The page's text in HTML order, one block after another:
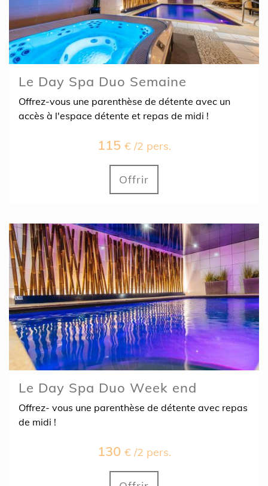
Le Day Spa Duo Semaine
Offrez-vous une parenthèse de détente avec un
accès à l'espace détente et repas de midi !
115 € /2 pers.
Offrir
Le Day Spa Duo Week end
Offrez- vous une parenthèse de détente avec repas
130 € /2 pers.